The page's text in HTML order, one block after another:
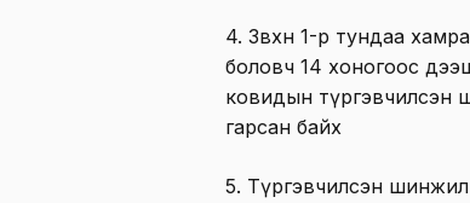
4. Зөвхөн 1-р тундаа
боловч 14 хоногоос
ковидын түргэвчилсэн
гарсан байх
5. Түргэвчилсэн